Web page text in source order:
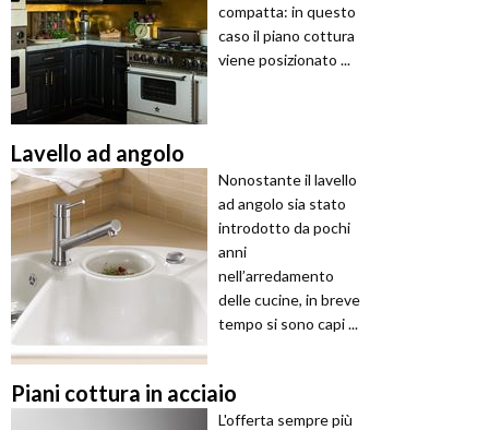
compatta: in questo
caso il piano cottura
viene posizionato ...
Lavello ad angolo
Nonostante il lavello
ad angolo sia stato
introdotto da pochi
anni
nell’arredamento
delle cucine, in breve
tempo si sono capi ...
Piani cottura in acciaio
L'offerta sempre più